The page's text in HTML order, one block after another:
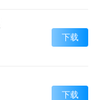
下载
下载